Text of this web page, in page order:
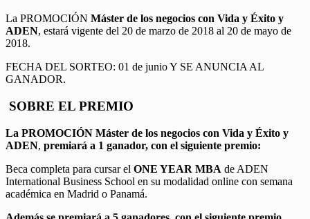
La PROMOCIÓN Máster de los negocios con Vida y Éxito y
ADEN, estará vigente del 20 de marzo de 2018 al 20 de mayo de
2018.
FECHA DEL SORTEO: 01 de junio Y SE ANUNCIA AL
GANADOR.
SOBRE EL PREMIO
La PROMOCIÓN Máster de los negocios con Vida y Éxito y
ADEN, premiará a 1 ganador, con el siguiente premio:
Beca completa para cursar el ONE YEAR MBA de ADEN
International Business School en su modalidad online con semana
académica en Madrid o Panamá.